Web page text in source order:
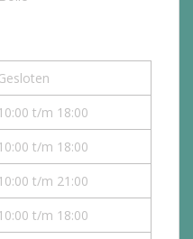
t/m 18:00
t/m 18:00
t/m 21:00
t/m 18:00